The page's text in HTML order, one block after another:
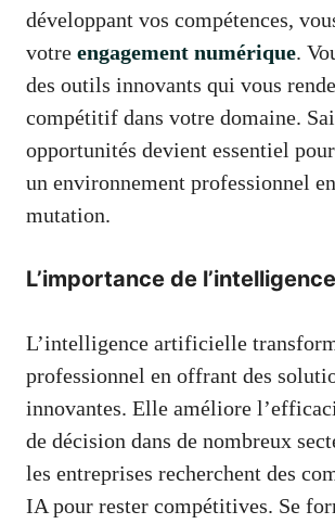
développant vos compétences,
votre engagement numérique.
des outils innovants qui vous
compétitif dans votre domaine.
opportunités devient essentiel
un environnement professionnel
mutation.
L’importance de
L’intelligence artificielle
professionnel en offrant des
innovantes. Elle améliore
de décision dans de nombreux
les entreprises recherchent des
IA pour rester compétitives. Se